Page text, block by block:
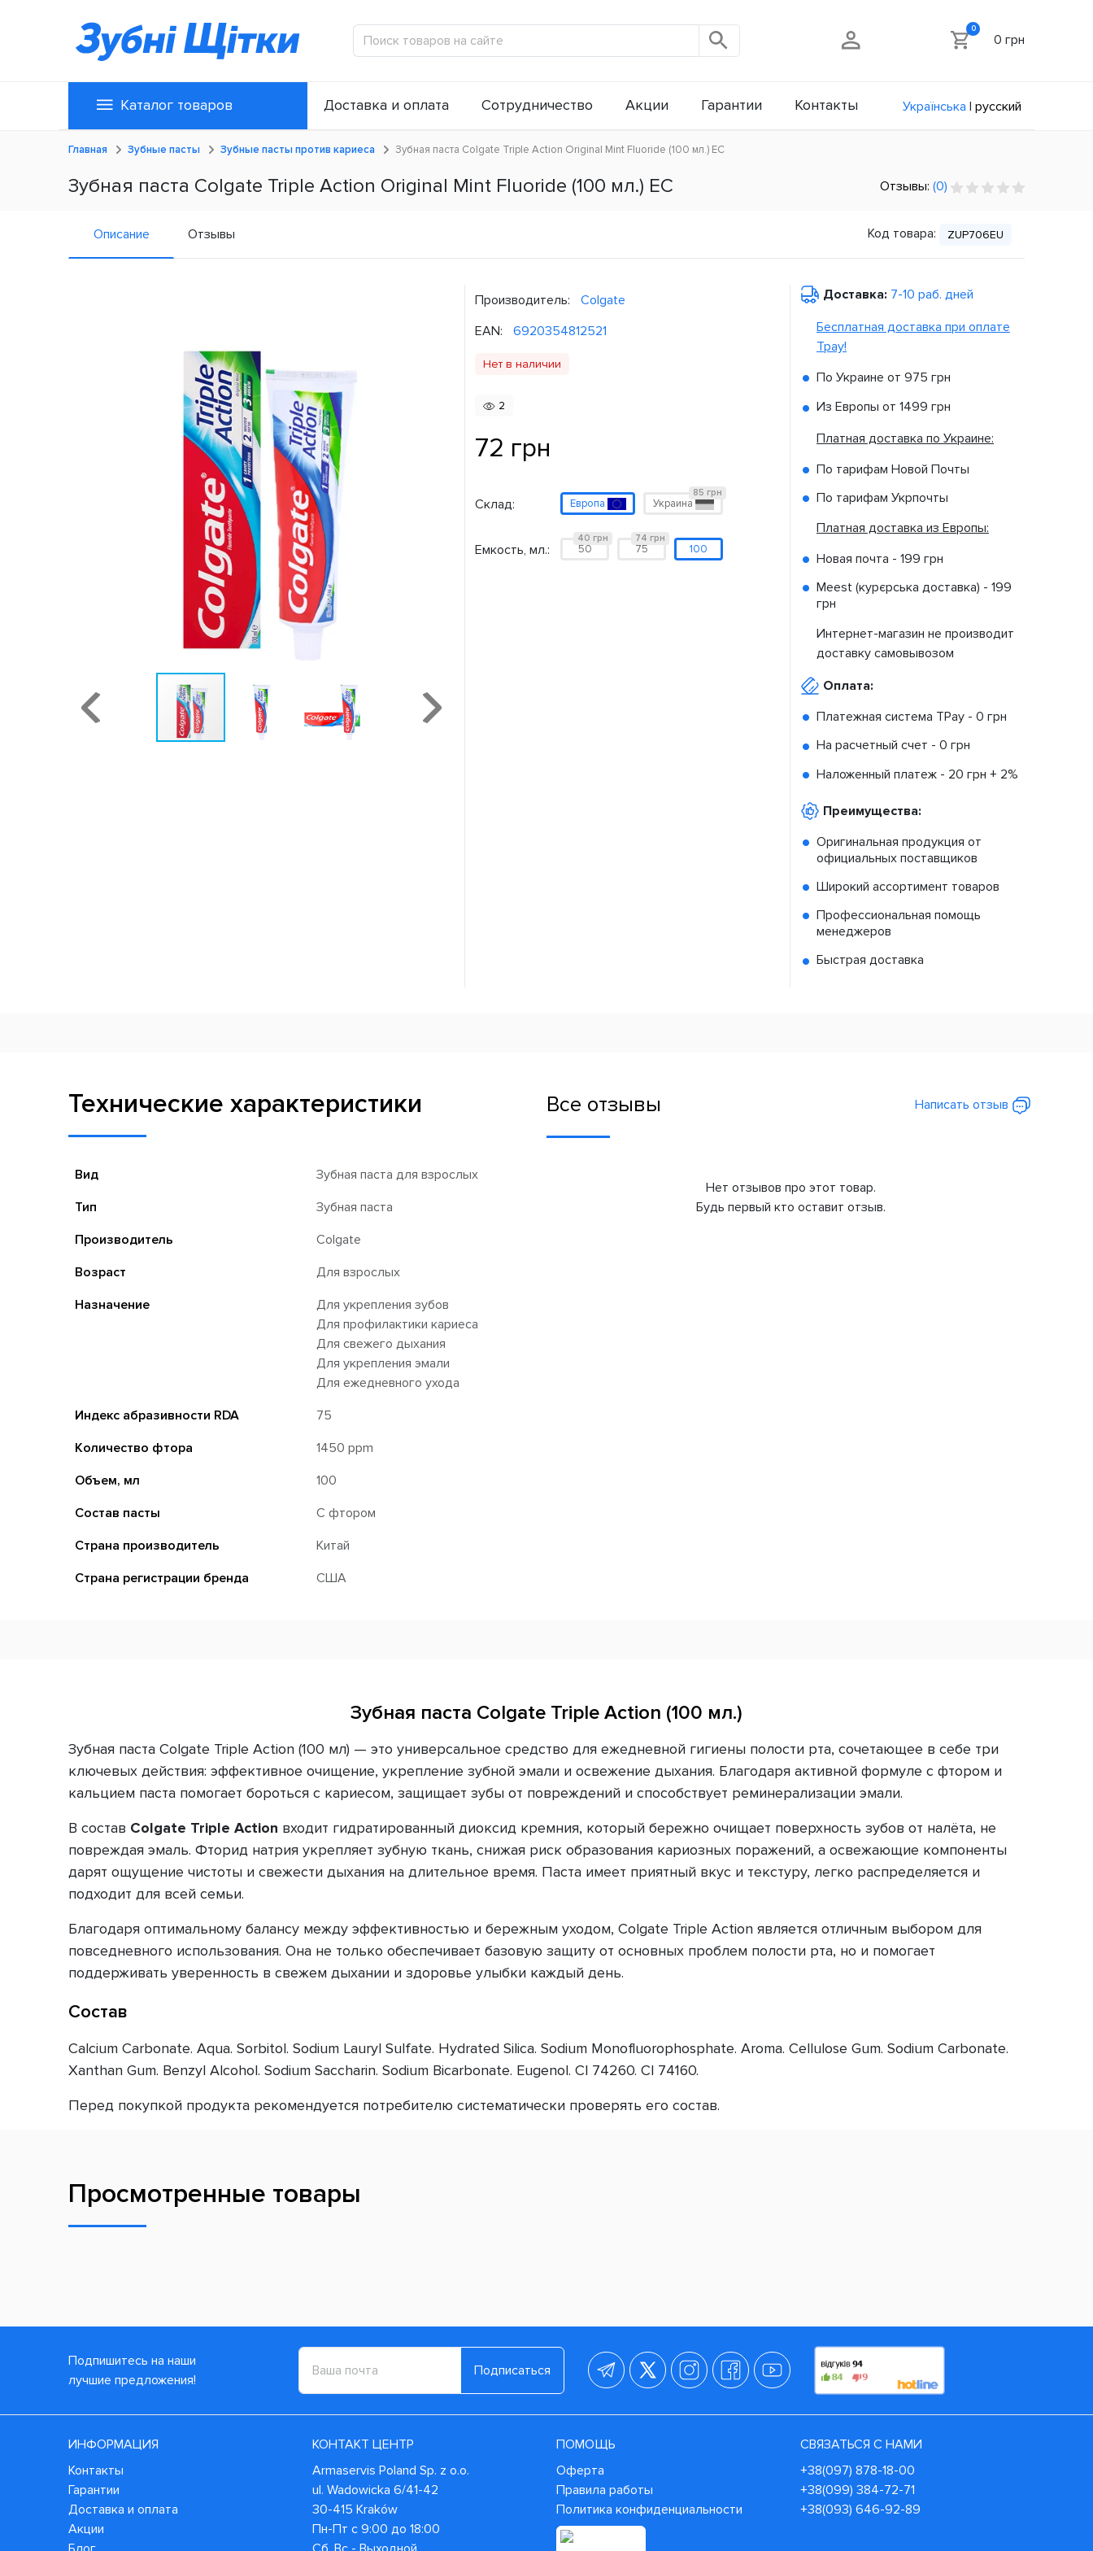
0
0 грн
Каталог товаров Доставка и оплата Сотрудничество Акции Гарантии Контакты Українська | русский
Главная Зубные пасты Зубные пасты против кариеса Зубная паста Colgate Triple Action Original Mint Fluoride (100 мл.) ЕС
Зубная паста Colgate Triple Action Original Mint Fluoride (100 мл.) ЕС Отзывы: (0)
Описание Отзывы Код товара: ZUP706EU
Производитель:
Colgate
EAN:
6920354812521
Нет в наличии
2
72 грн
Склад: Европа Украина
85 грн
Емкость, мл.: 50
40 грн
75
74 грн
100
Доставка: 7-10 раб. дней
Бесплатная доставка при оплате
Tpay!
По Украине от 975 грн
Из Европы от 1499 грн
Платная доставка по Украине:
По тарифам Новой Почты
По тарифам Укрпочты
Платная доставка из Европы:
Новая почта - 199 грн
Meest (курєрська доставка) - 199
грн
Интернет-магазин не производит
доставку самовывозом
Оплата:
Платежная система TPay - 0 грн
На расчетный счет - 0 грн
Наложенный платеж - 20 грн + 2%
Преимущества:
Оригинальная продукция от
официальных поставщиков
Широкий ассортимент товаров
Профессиональная помощь
менеджеров
Быстрая доставка
Технические характеристики
Вид
Зубная паста для взрослых
Тип
Зубная паста
Производитель
Colgate
Возраст
Для взрослых
Назначение
Для укрепления зубов
Для профилактики кариеса
Для свежего дыхания
Для укрепления эмали
Для ежедневного ухода
Индекс абразивности RDA
75
Количество фтора
1450 ppm
Объем, мл
100
Состав пасты
С фтором
Страна производитель
Китай
Страна регистрации бренда
США
Все отзывы Написать отзыв
Нет отзывов про этот товар.
Будь первый кто оставит отзыв.
Зубная паста Colgate Triple Action (100 мл.)
Зубная паста Colgate Triple Action (100 мл) — это универсальное средство для ежедневной гигиены полости рта, сочетающее в себе три
ключевых действия: эффективное очищение, укрепление зубной эмали и освежение дыхания. Благодаря активной формуле с фтором и
кальцием паста помогает бороться с кариесом, защищает зубы от повреждений и способствует реминерализации эмали.
В состав Colgate Triple Action входит гидратированный диоксид кремния, который бережно очищает поверхность зубов от налёта, не
повреждая эмаль. Фторид натрия укрепляет зубную ткань, снижая риск образования кариозных поражений, а освежающие компоненты
дарят ощущение чистоты и свежести дыхания на длительное время. Паста имеет приятный вкус и текстуру, легко распределяется и
подходит для всей семьи.
Благодаря оптимальному балансу между эффективностью и бережным уходом, Colgate Triple Action является отличным выбором для
повседневного использования. Она не только обеспечивает базовую защиту от основных проблем полости рта, но и помогает
поддерживать уверенность в свежем дыхании и здоровье улыбки каждый день.
Состав
Calcium Carbonate. Aqua. Sorbitol. Sodium Lauryl Sulfate. Hydrated Silica. Sodium Monofluorophosphate. Aroma. Cellulose Gum. Sodium Carbonate.
Xanthan Gum. Benzyl Alcohol. Sodium Saccharin. Sodium Bicarbonate. Eugenol. Cl 74260. Cl 74160.
Перед покупкой продукта рекомендуется потребителю систематически проверять его состав.
Просмотренные товары
Подпишитесь на наши
лучшие предложения!
Подписаться
ИНФОРМАЦИЯ
Контакты
Гарантии
Доставка и оплата
Акции
КОНТАКТ ЦЕНТР
Armaservis Poland Sp. z o.o.
ul. Wadowicka 6/41-42
30-415 Kraków
Пн-Пт с 9:00 до 18:00
ПОМОЩЬ
Оферта
Правила работы
Политика конфиденциальности
СВЯЗАТЬСЯ С НАМИ
+38(097) 878-18-00
+38(099) 384-72-71
+38(093) 646-92-89